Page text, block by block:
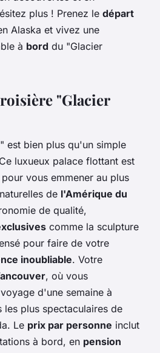
plus ! Prenez le départ
Alaska et vivez une
à bord du "Glacier
"Glacier
est bien plus qu'un simple
luxueux palace flottant est
vous emmener au plus
de l'Amérique du
de qualité,
comme la sculpture
pour faire de votre
inoubliable. Votre
, où vous
d'une semaine à
les plus spectaculaires de
Le prix par personne inclut
à bord, en pension